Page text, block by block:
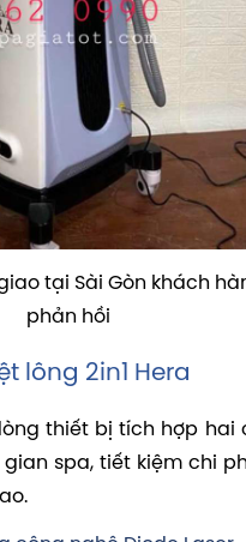
tại Sài Gòn khách
phản hồi
lông 2in1 Hera
thiết bị tích hợp hai
spa, tiết kiệm chi